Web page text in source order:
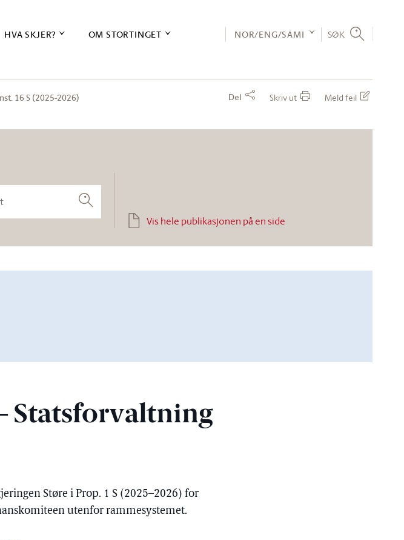
HVA SKJER? OM STORTINGET NOR/ENG/SÁMI SØK
16 S (2025-2026) Del Skriv ut Meld feil
Søk
Vis hele publikasjonen på en side
Statsforvaltning
Støre i Prop. 1 S (2025–2026) for
utenfor rammesystemet.